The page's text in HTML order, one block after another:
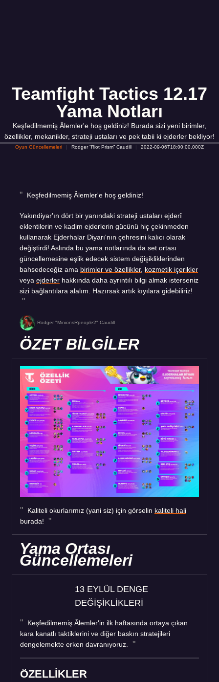
Teamfight Tactics 12.17
Yama Notları
Keşfedilmemiş Âlemler'e hoş geldiniz! Burada sizi yeni birimler,
özellikler, mekanikler, strateji ustaları ve pek tabii ki ejderler bekliyor!
Oyun Güncellemeleri Rodger “Riot Prism” Caudill 2022-09-06T18:00:00.000Z
Keşfedilmemiş Âlemler'e hoş geldiniz!
Yakındiyar'ın dört bir yanındaki strateji ustaları ejderî
eklentilerin ve kadim ejderlerin gücünü hiç çekinmeden
kullanarak Ejderhalar Diyarı'nın çehresini kalıcı olarak
değiştirdi! Aslında bu yama notlarında da set ortası
güncellemesine eşlik edecek sistem değişikliklerinden
bahsedeceğiz ama birimler ve özellikler, kozmetik içerikler
veya ejderler hakkında daha ayrıntılı bilgi almak isterseniz
sizi bağlantılara alalım. Hazırsak artık kıyılara gidebiliriz!
Rodger "MinionsRpeople2" Caudill
ÖZET BİLGİLER
Kaliteli okurlarımız (yani siz) için görselin kaliteli hali
burada!
Yama Ortası
Güncellemeleri
13 EYLÜL DENGE
DEĞİŞİKLİKLERİ
Keşfedilmemiş Âlemler'in ilk haftasında ortaya çıkan
kara kanatlı taktiklerini ve diğer baskın stratejileri
dengelemekte erken davranıyoruz.
ÖZELLİKLER